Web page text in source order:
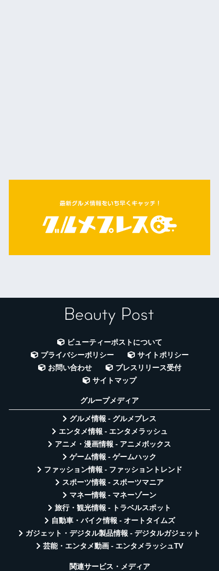
ビューティーポストについて
プライバシーポリシー
サイトポリシー
お問い合わせ
プレスリリース受付
サイトマップ
グループメディア
グルメ情報 - グルメプレス
エンタメ情報 - エンタメラッシュ
アニメ・漫画情報 - アニメボックス
ゲーム情報 - ゲームハック
ファッション情報 - ファッショントレンド
スポーツ情報 - スポーツマニア
マネー情報 - マネーゾーン
旅行・観光情報 - トラベルスポット
自動車・バイク情報 - オートタイムズ
ガジェット・デジタル製品情報 - デジタルガジェット
芸能・エンタメ動画 - エンタメラッシュTV
関連サービス・メディア